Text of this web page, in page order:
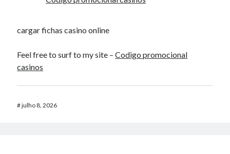
cargar fichas casino online
Feel free to surf to my site –Codigo promocional
casinos
#julho 8, 2026